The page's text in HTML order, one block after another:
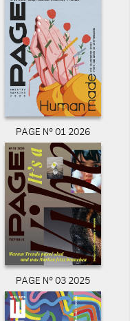
PAGE N° 01 2026
PAGE N° 03 2025